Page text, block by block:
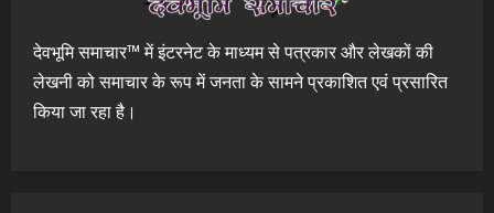
देवभूमि समाचार™ में इंटरनेट के माध्यम से पत्रकार और लेखकों की
लेखनी को समाचार के रूप में जनता के सामने प्रकाशित एवं प्रसारित
किया जा रहा है।